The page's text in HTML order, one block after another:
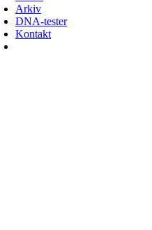
Arkiv
DNA-tester
Kontakt